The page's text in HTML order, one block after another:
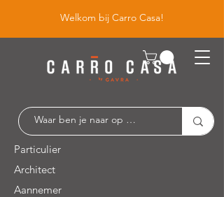
Welkom bij Carro Casa!
Particulier
Architect
Aannemer